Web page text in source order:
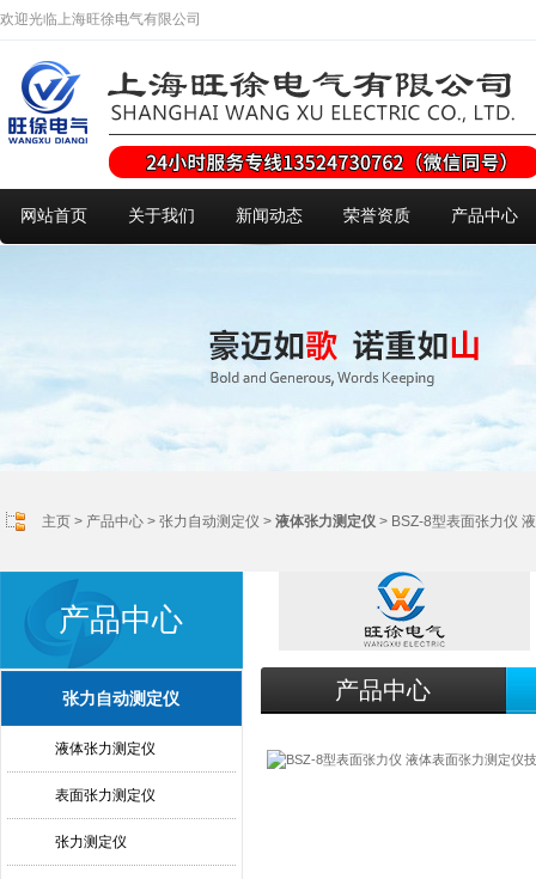
欢迎光临上海旺徐电气有限公司
网站首页 关于我们 新闻动态 荣誉资质 产品中心
主页 > 产品中心 > 张力自动测定仪 > 液体张力测定仪 > BSZ-8型表面张力仪
产品中心
张力自动测定仪
液体张力测定仪
表面张力测定仪
张力测定仪
产品中心